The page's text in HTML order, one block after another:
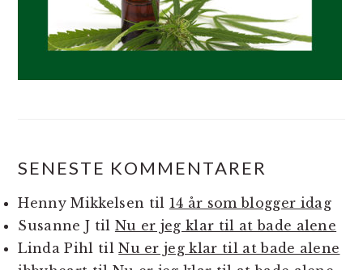
SENESTE KOMMENTARER
Henny Mikkelsen til 14 år som blogger idag
Susanne J til Nu er jeg klar til at bade alene
Linda Pihl tilNu er jeg klar til at bade alene